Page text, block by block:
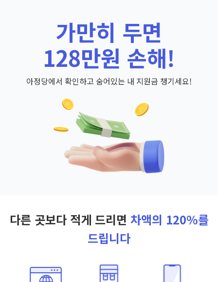
가만히 두면
128만원 손해!
아정당에서 확인하고 숨어있는 내 지원금 챙기세요!
다른 곳보다 적게 드리면 차액의 120%를
드립니다